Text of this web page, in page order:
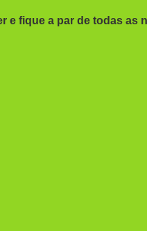
e fique a par de todas as